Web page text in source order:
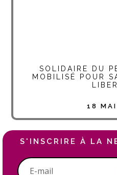
SOLIDAIRE DU
MOBILISÉ POUR
18
S'INSCRIRE À LA